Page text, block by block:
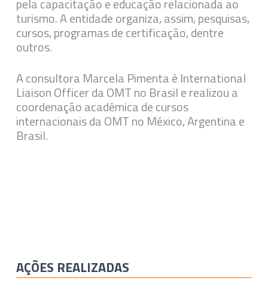
pela capacitação e educação relacionada ao
turismo. A entidade organiza, assim, pesquisas,
cursos, programas de certificação, dentre
outros.
A consultora Marcela Pimenta é International
Liaison Officer da OMT no Brasil e realizou a
coordenação acadêmica de cursos
internacionais da OMT no México, Argentina e
Brasil.
AÇÕES REALIZADAS